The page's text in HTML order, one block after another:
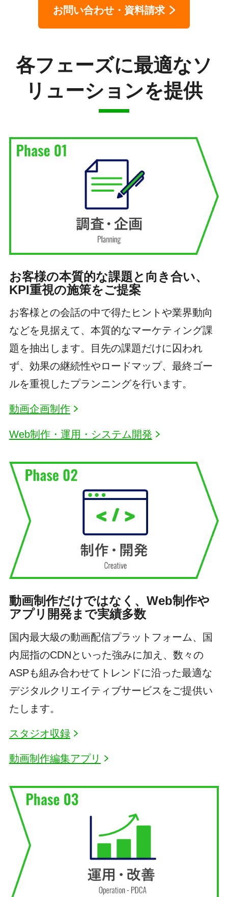
お問い合わせ・資料請求
各フェーズに最適なソ
リューションを提供
お客様の本質的な課題と向き合い、
KPI重視の施策をご提案
お客様との会話の中で得たヒントや業界動向
などを見据えて、本質的なマーケティング課
題を抽出します。目先の課題だけに囚われ
ず、効果の継続性やロードマップ、最終ゴー
ルを重視したプランニングを行います。
動画企画制作
Web制作・運用・システム開発
動画制作だけではなく、Web制作や
アプリ開発まで実績多数
国内最大級の動画配信プラットフォーム、国
内屈指のCDNといった強みに加え、数々の
ASPも組み合わせてトレンドに沿った最適な
デジタルクリエイティブサービスをご提供い
たします。
スタジオ収録
動画制作編集アプリ